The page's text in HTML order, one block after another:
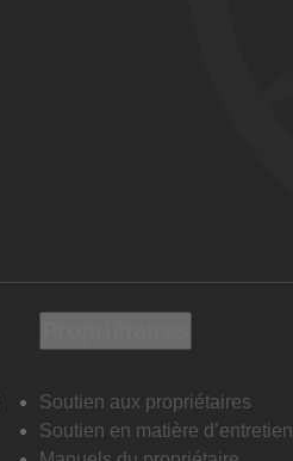
Soutien aux propriétaires
Soutien en matière d’entretien